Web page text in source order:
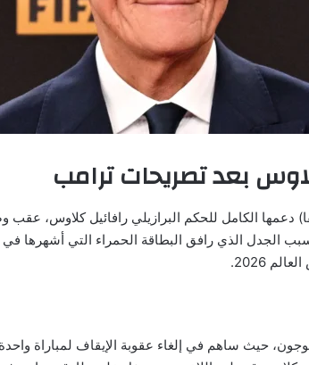
بعد تصريحات ترامب
دعمها الكامل للحكم البرازيلي رافائيل كلاوس،
الجدل الذي رافق البطاقة الحمراء التي أشهرها
2026.
حيث ساهم في إلغاء عقوبة الإيقاف لمباراة